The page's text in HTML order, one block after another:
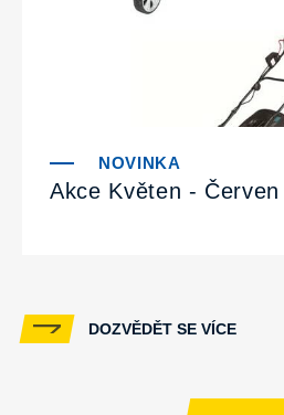
Akce Květen - Červen
DOZVĚDĚT SE VÍCE